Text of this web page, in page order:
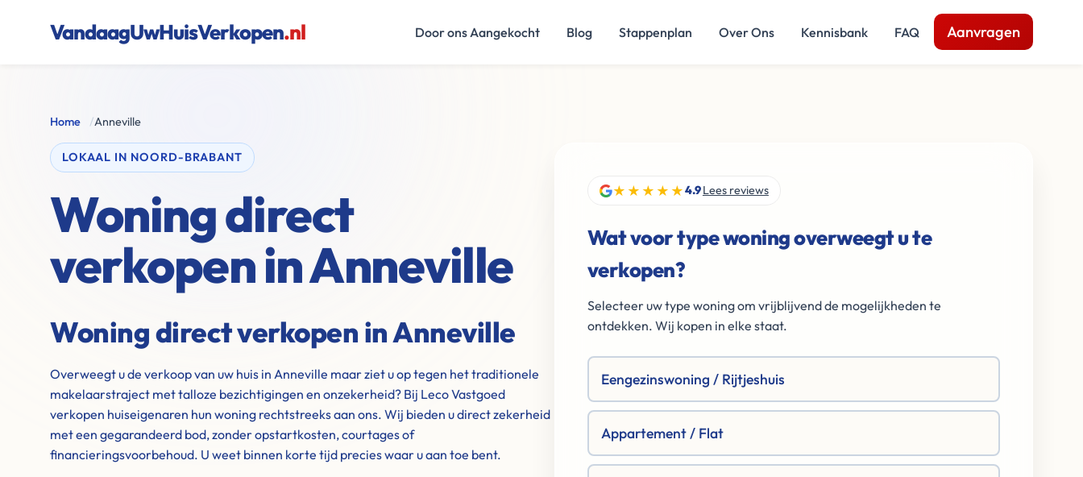
VandaagUwHuisVerkopen.nl Door ons Aangekocht Blog Stappenplan Over Ons Kennisbank FAQ Aanvragen
Home /Anneville
LOKAAL IN NOORD-BRABANT
Woning direct
verkopen in Anneville
Woning direct verkopen in Anneville
Overweegt u de verkoop van uw huis in Anneville maar ziet u op tegen het traditionele
makelaarstraject met talloze bezichtigingen en onzekerheid? Bij Leco Vastgoed
verkopen huiseigenaren hun woning rechtstreeks aan ons. Wij bieden u direct zekerheid
met een gegarandeerd bod, zonder opstartkosten, courtages of
financieringsvoorbehoud. U weet binnen korte tijd precies waar u aan toe bent.
★★★★★4.9Lees reviews
Wat voor type woning overweegt u te
verkopen?
Selecteer uw type woning om vrijblijvend de mogelijkheden te
ontdekken. Wij kopen in elke staat.
Eengezinswoning / Rijtjeshuis
Appartement / Flat